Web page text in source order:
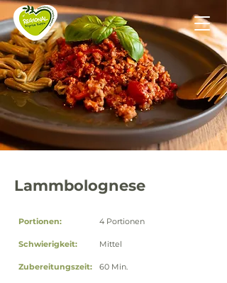
Lammbolognese
Portionen:
Schwierigkeit:
Zubereitungszeit:
4 Portionen
Mittel
60 Min.